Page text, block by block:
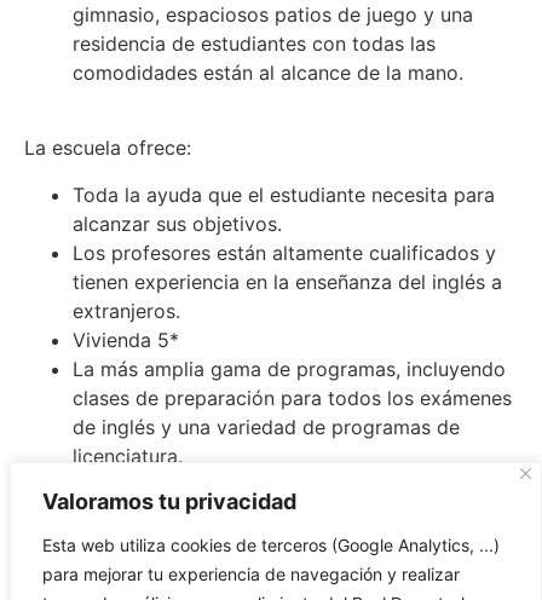
Valoramos tu privacidad
Esta web utiliza cookies de terceros (Google Analytics, ...)
para mejorar tu experiencia de navegación y realizar
gimnasio, espaciosos patios de juego y una
residencia de estudiantes con todas las
comodidades están al alcance de la mano.
La escuela ofrece:
Toda la ayuda que el estudiante necesita para
alcanzar sus objetivos.
Los profesores están altamente cualificados y
tienen experiencia en la enseñanza del inglés a
extranjeros.
Vivienda 5*
La más amplia gama de programas, incluyendo
clases de preparación para todos los exámenes
de inglés y una variedad de programas de
licenciatura.
El curso
Los programas y cursos están efectivamente